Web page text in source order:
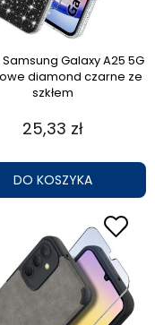
Samsung Galaxy A25 5G
diamond czarne ze
szkłem
25,33 zł
DO KOSZYKA